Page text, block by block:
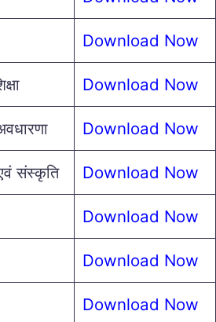
Download Now
Download Now
Download Now
संस्कृति Download Now
Download Now
Download Now
Download Now